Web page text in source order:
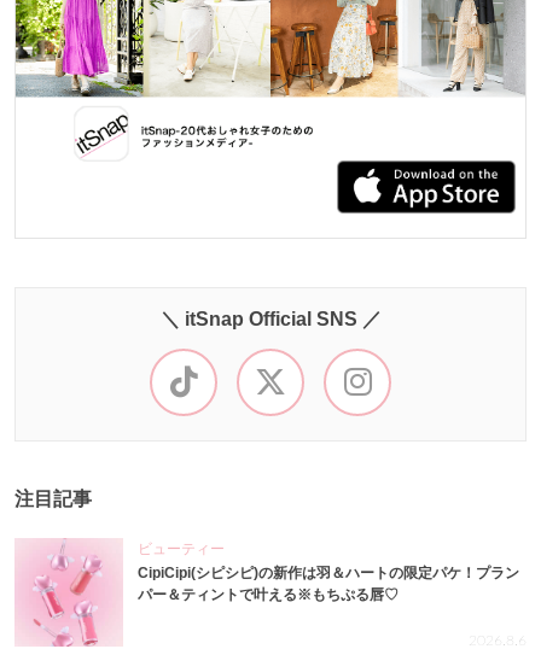
＼ itSnap Official SNS ／
注目記事
ビューティー
CipiCipi(シピシピ)の新作は羽＆ハートの限定パケ！プラン
パー＆ティントで叶える※もちぷる唇♡
2026.8.6